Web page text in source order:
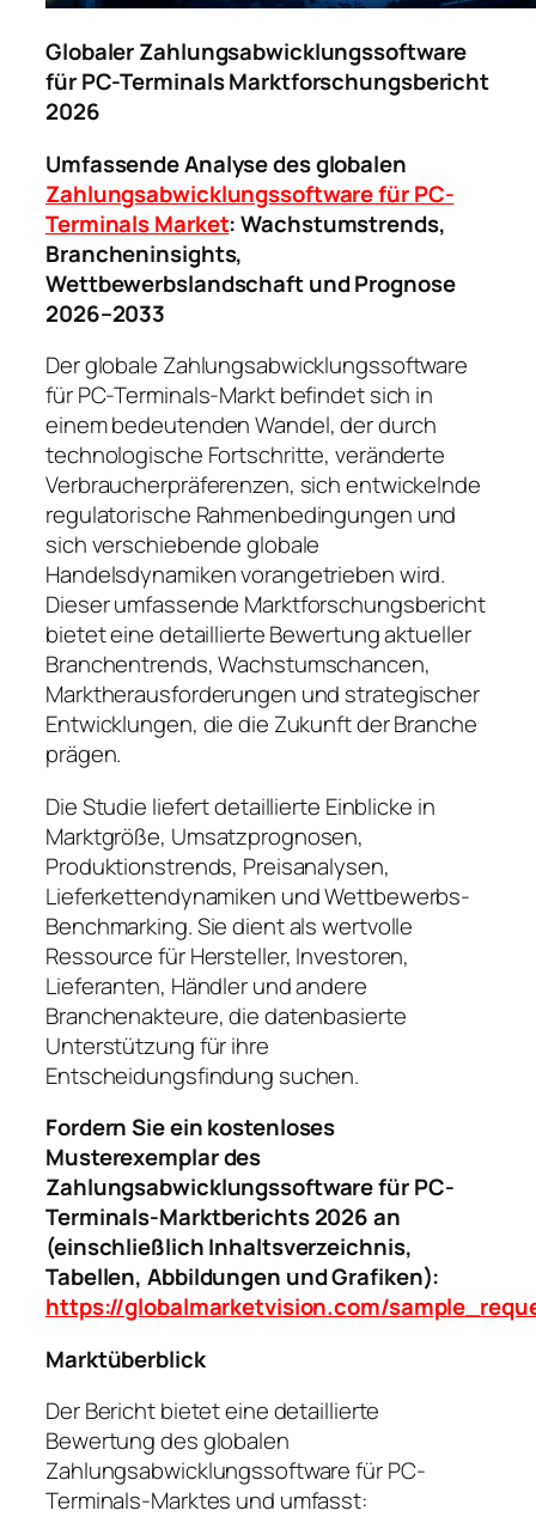
Globaler Zahlungsabwicklungssoftware
für PC-Terminals Marktforschungsbericht
2026
Umfassende Analyse des globalen
Zahlungsabwicklungssoftware für PC-
Terminals Market: Wachstumstrends,
Brancheninsights,
Wettbewerbslandschaft und Prognose
2026–2033
Der globale Zahlungsabwicklungssoftware
für PC-Terminals-Markt befindet sich in
einem bedeutenden Wandel, der durch
technologische Fortschritte, veränderte
Verbraucherpräferenzen, sich entwickelnde
regulatorische Rahmenbedingungen und
sich verschiebende globale
Handelsdynamiken vorangetrieben wird.
Dieser umfassende Marktforschungsbericht
bietet eine detaillierte Bewertung aktueller
Branchentrends, Wachstumschancen,
Marktherausforderungen und strategischer
Entwicklungen, die die Zukunft der Branche
prägen.
Die Studie liefert detaillierte Einblicke in
Marktgröße, Umsatzprognosen,
Produktionstrends, Preisanalysen,
Lieferkettendynamiken und Wettbewerbs-
Benchmarking. Sie dient als wertvolle
Ressource für Hersteller, Investoren,
Lieferanten, Händler und andere
Branchenakteure, die datenbasierte
Unterstützung für ihre
Entscheidungsfindung suchen.
Fordern Sie ein kostenloses
Musterexemplar des
Zahlungsabwicklungssoftware für PC-
Terminals-Marktberichts 2026 an
(einschließlich Inhaltsverzeichnis,
Tabellen, Abbildungen und Grafiken):
https://globalmarketvision.com/
Marktüberblick
Der Bericht bietet eine detaillierte
Bewertung des globalen
Zahlungsabwicklungssoftware für PC-
Terminals-Marktes und umfasst: